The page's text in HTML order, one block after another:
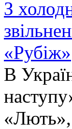
З
«Рубіж»
В